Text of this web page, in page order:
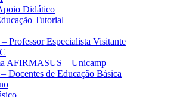
Didático
Tutorial
Professor Especialista Visitante
AFIRMASUS – Unicamp
Docentes de Educação Básica